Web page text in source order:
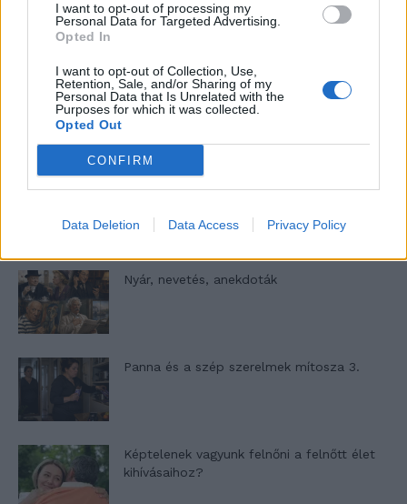
I want to opt-out of processing my
Personal Data for Targeted Advertising.
Opted In
I want to opt-out of Collection, Use,
Retention, Sale, and/or Sharing of my
Personal Data that Is Unrelated with the
Purposes for which it was collected.
Opted Out
CONFIRM
Data Deletion Data Access Privacy Policy
Elyna Robbs: Adéle és az örökölt árnyak
Woody Allen megosztó zsenialitása
A világ legismertebb ruhái
Nyár, nevetés, anekdoták
Panna és a szép szerelmek mítosza 3.
Képtelenek vagyunk felnőni a felnőtt élet
kihívásaihoz?